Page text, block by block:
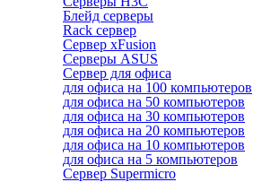
Блейд серверы
Rack сервер
Сервер xFusion
Серверы ASUS
Сервер для офиса
для офиса на 100 компьютеров
для офиса на 50 компьютеров
для офиса на 30 компьютеров
для офиса на 20 компьютеров
для офиса на 10 компьютеров
для офиса на 5 компьютеров
Сервер Supermicro